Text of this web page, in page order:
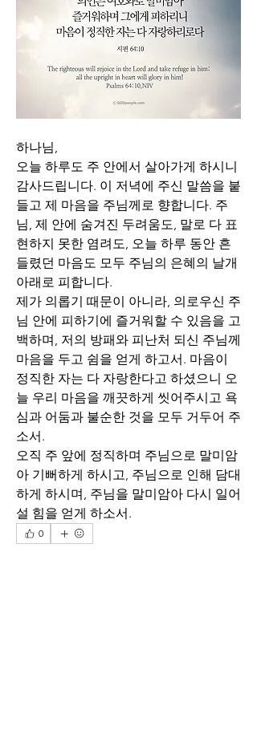
하나님,
오늘 하루도 주 안에서 살아가게 하시니
감사드립니다. 이 저녁에 주신 말씀을 붙
들고 제 마음을 주님께로 향합니다. 주
님, 제 안에 숨겨진 두려움도, 말로 다 표
현하지 못한 염려도, 오늘 하루 동안 흔
들렸던 마음도 모두 주님의 은혜의 날개
아래로 피합니다.
제가 의롭기 때문이 아니라, 의로우신 주
님 안에 피하기에 즐거워할 수 있음을 고
백하며, 저의 방패와 피난처 되신 주님께
마음을 두고 쉼을 얻게 하고서. 마음이
정직한 자는 다 자랑한다고 하셨으니 오
늘 우리 마음을 깨끗하게 씻어주시고 욕
심과 어둠과 불순한 것을 모두 거두어 주
소서.
오직 주 앞에 정직하며 주님으로 말미암
아 기뻐하게 하시고, 주님으로 인해 담대
하게 하시며, 주님을 말미암아 다시 일어
설 힘을 얻게 하소서.
0